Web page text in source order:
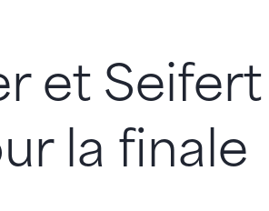
et
la finale